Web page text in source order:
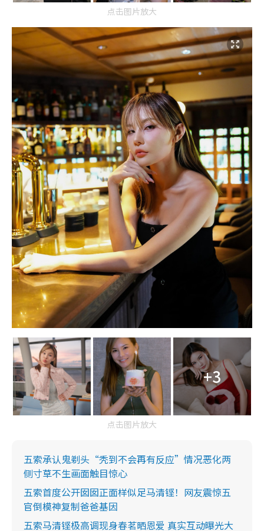
点击图片放大
+3
点击图片放大
五索承认鬼剃头“秃到不会再有反应”情况恶化两
侧寸草不生画面触目惊心
五索首度公开囡囡正面样似足马清铿！网友震惊五
官倒模神复制爸爸基因
五索马清铿极高调现身春茗晒恩爱 真实互动曝光大